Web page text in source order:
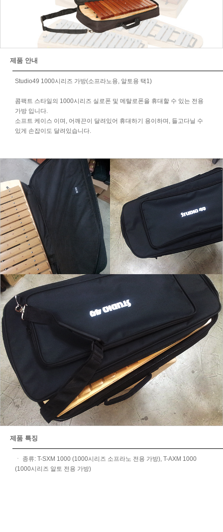
제품 안내
Studio49 1000시리즈 가방(소프라노용, 알토용 택1)
콤팩트 스타일의 1000시리즈 실로폰 및 메탈로폰을 휴대할 수 있는 전용
가방 입니다.
소프트 케이스 이며, 어깨끈이 달려있어 휴대하기 용이하며, 들고다닐 수
있게 손잡이도 달려있습니다.
제품 특징
ㆍ 종류: T-SXM 1000 (1000시리즈 소프라노 전용 가방), T-AXM 1000
(1000시리즈 알토 전용 가방)